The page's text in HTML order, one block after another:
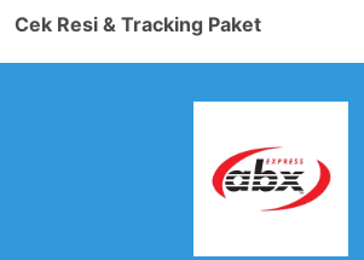
Cek Resi & Tracking Paket